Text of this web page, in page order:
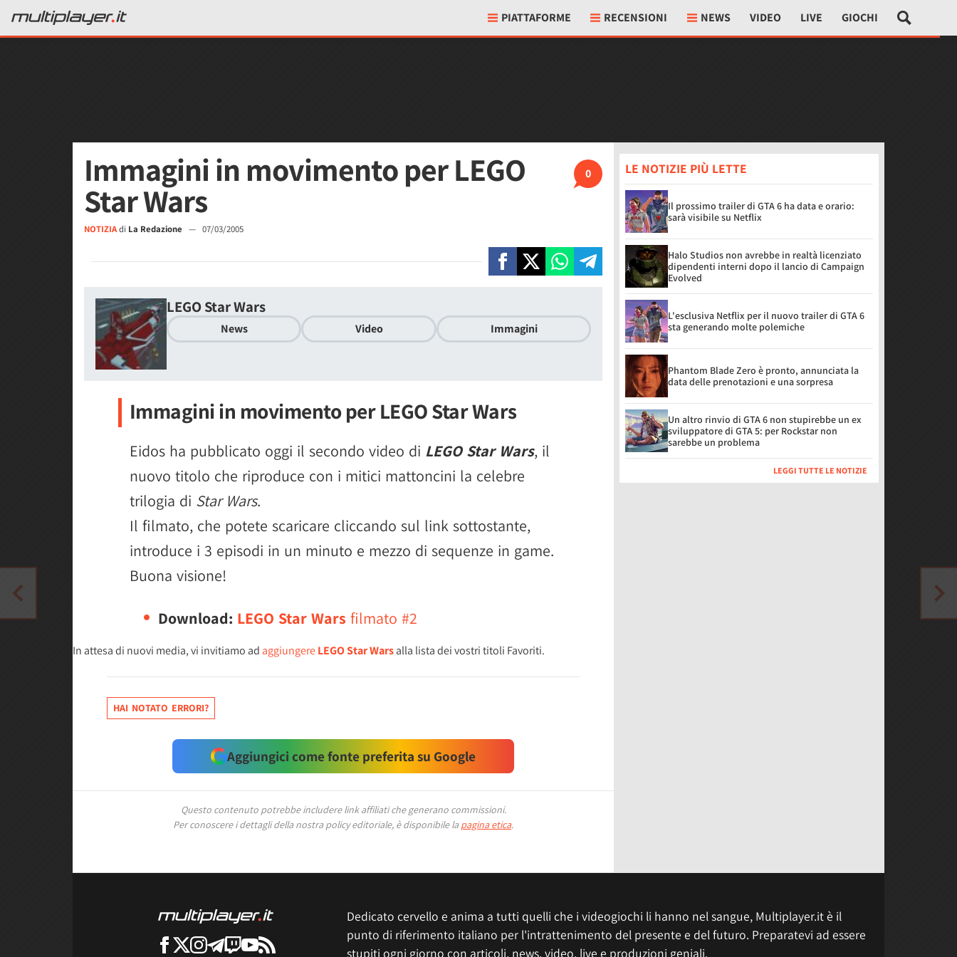
PIATTAFORME RECENSIONI NEWS VIDEO LIVE GIOCHI
0
Immagini in movimento per LEGO
Star Wars
NOTIZIAdi La Redazione — 07/03/2005
LEGO Star Wars
News Video Immagini
Immagini in movimento per LEGO Star Wars
Eidos ha pubblicato oggi il secondo video di LEGO Star Wars, il
nuovo titolo che riproduce con i mitici mattoncini la celebre
trilogia di Star Wars.
Il filmato, che potete scaricare cliccando sul link sottostante,
introduce i 3 episodi in un minuto e mezzo di sequenze in game.
Buona visione!
Download: LEGO Star Wars filmato #2
In attesa di nuovi media, vi invitiamo ad aggiungereLEGO Star Warsalla lista dei vostri titoli Favoriti.
HAI NOTATO ERRORI?
Aggiungici come fonte preferita su Google
Questo contenuto potrebbe includere link affiliati che generano commissioni.
Per conoscere i dettagli della nostra policy editoriale, è disponibile la pagina etica.
LE NOTIZIE PIÙ LETTE
Il prossimo trailer di GTA 6 ha data e orario:
sarà visibile su Netflix
Halo Studios non avrebbe in realtà licenziato
dipendenti interni dopo il lancio di Campaign
Evolved
L'esclusiva Netflix per il nuovo trailer di GTA 6
sta generando molte polemiche
Phantom Blade Zero è pronto, annunciata la
data delle prenotazioni e una sorpresa
Un altro rinvio di GTA 6 non stupirebbe un ex
sviluppatore di GTA 5: per Rockstar non
sarebbe un problema
LEGGI TUTTE LE NOTIZIE
Dedicato cervello e anima a tutti quelli che i videogiochi li hanno nel sangue, Multiplayer.it è il
punto di riferimento italiano per l'intrattenimento del presente e del futuro. Preparatevi ad essere
stupiti ogni giorno con articoli, news, video, live e produzioni geniali.